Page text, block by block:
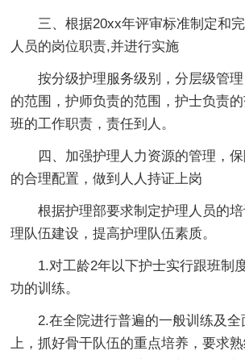
三、根据20xx年评审标准制定和
人员的岗位职责,并进行实施
按分级护理服务级别，分层级管
的范围，护师负责的范围，护士负责
班的工作职责，责任到人。
四、加强护理人力资源的管理，
的合理配置，做到人人持证上岗
根据护理部要求制定护理人员的
理队伍建设，提高护理队伍素质。
1.对工龄2年以下护士实行跟班制
功的训练。
2.在全院进行普遍的一般训练及全
上，抓好骨干队伍的重点培养，要求